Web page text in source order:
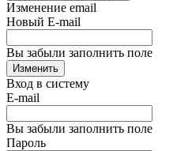
Изменение email
Новый E-mail
Вы забыли заполнить поле
Изменить
Вход в систему
E-mail
Вы забыли заполнить поле
Пароль